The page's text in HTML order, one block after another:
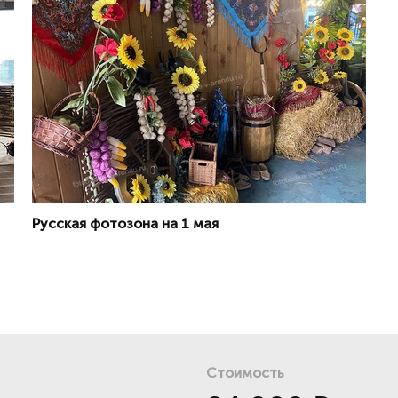
Русская фотозона на 1 мая
Стоимость